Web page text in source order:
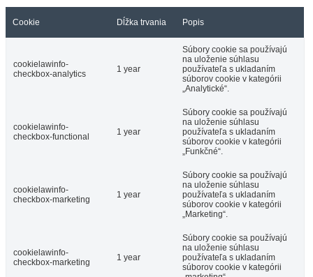
Cookie Dĺžka trvania Popis
cookielawinfo-
checkbox-analytics
1 year
Súbory cookie sa používajú
na uloženie súhlasu
používateľa s ukladaním
súborov cookie v kategórii
„Analytické“.
cookielawinfo-
checkbox-functional
1 year
Súbory cookie sa používajú
na uloženie súhlasu
používateľa s ukladaním
súborov cookie v kategórii
„Funkčné“.
cookielawinfo-
checkbox-marketing
1 year
Súbory cookie sa používajú
na uloženie súhlasu
používateľa s ukladaním
súborov cookie v kategórii
„Marketing“.
cookielawinfo-
checkbox-marketing
1 year
Súbory cookie sa používajú
na uloženie súhlasu
používateľa s ukladaním
súborov cookie v kategórii